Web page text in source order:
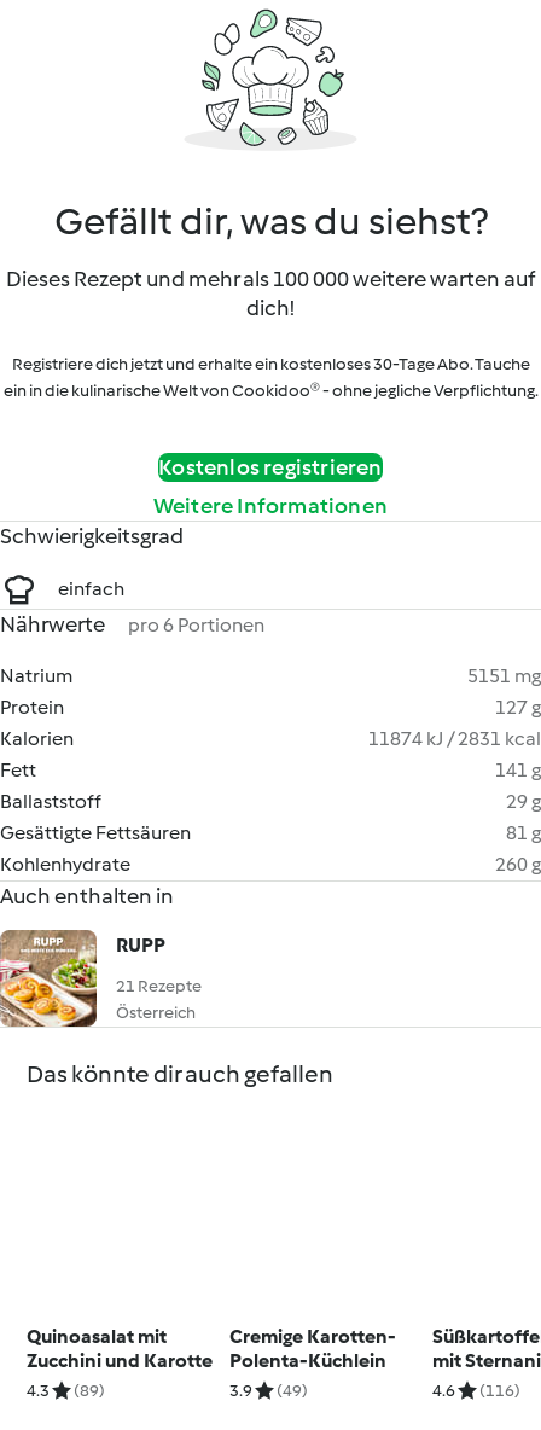
Gefällt dir, was du siehst?
Dieses Rezept und mehr als 100 000 weitere warten auf
dich!
Registriere dich jetzt und erhalte ein kostenloses 30-Tage Abo. Tauche
ein in die kulinarische Welt von Cookidoo® - ohne jegliche Verpflichtung.
Kostenlos registrieren
Weitere Informationen
Schwierigkeitsgrad
einfach
Nährwerte pro 6 Portionen
Natrium
5151 mg
Protein
127 g
Kalorien
11874 kJ / 2831 kcal
Fett
141 g
Ballaststoff
29 g
Gesättigte Fettsäuren
81 g
Kohlenhydrate
260 g
Auch enthalten in
RUPP
21 Rezepte
Österreich
Das könnte dir auch gefallen
Quinoasalat mit
Zucchini und Karotte
4.3 (89)
Cremige Karotten-
Polenta-Küchlein
3.9 (49)
mit
4.6 (116)